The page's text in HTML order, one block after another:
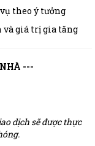
theo ý tưởng
và giá trị gia tăng
---
dịch sẽ được thực